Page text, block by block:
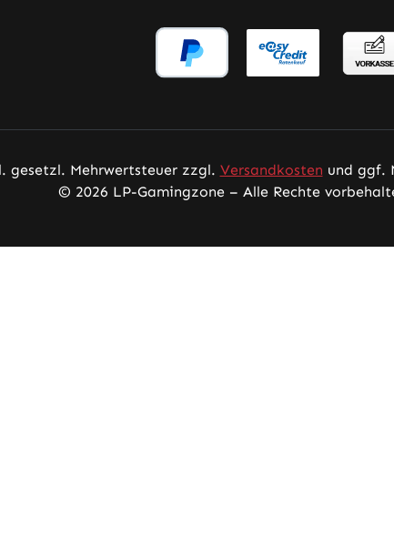
gesetzl. Mehrwertsteuer zzgl. Versandkosten und ggf.
© 2026 LP-Gamingzone – Alle Rechte